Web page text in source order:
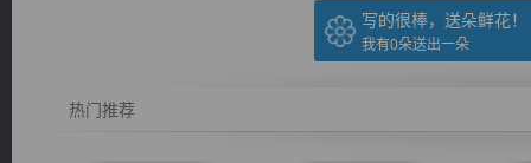
写的很棒，送朵鲜花！
我有0朵送出一朵
热门推荐